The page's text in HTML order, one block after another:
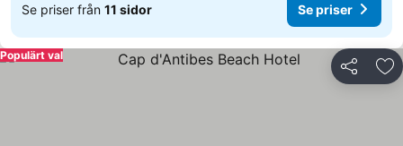
Se priser från 11 sidor Se priser
Dela
Populärt val